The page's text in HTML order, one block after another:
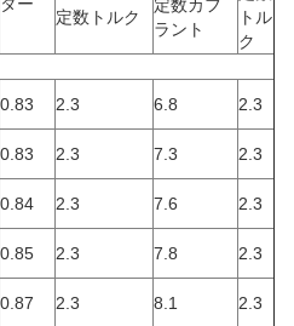
定数トルク
定数カフ
ラント
トル
ク
0.83 2.3 6.8
2.3
0.83 2.3 7.3
2.3
0.84 2.3 7.6
2.3
0.85 2.3 7.8
2.3
0.87 2.3 8.1
2.3